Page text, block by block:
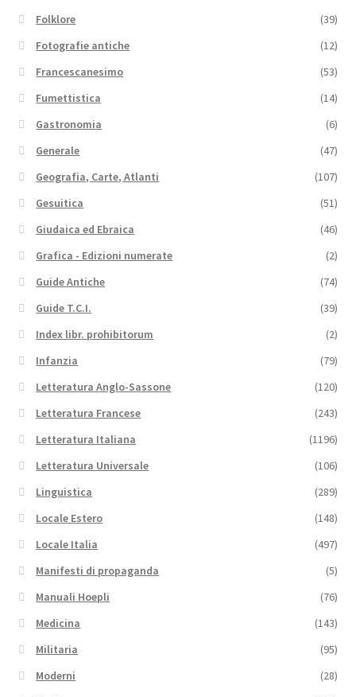
Folklore
(39)
Fotografie antiche
(12)
Francescanesimo
(53)
Fumettistica
(14)
Gastronomia
(6)
Generale
(47)
Geografia, Carte, Atlanti
(107)
Gesuitica
(51)
Giudaica ed Ebraica
(46)
Grafica - Edizioni numerate
(2)
Guide Antiche
(74)
Guide T.C.I.
(39)
Index libr. prohibitorum
(2)
Infanzia
(79)
Letteratura Anglo-Sassone
(120)
Letteratura Francese
(243)
Letteratura Italiana
(1196)
Letteratura Universale
(106)
Linguistica
(289)
Locale Estero
(148)
Locale Italia
(497)
Manifesti di propaganda
(5)
Manuali Hoepli
(76)
Medicina
(143)
Militaria
(95)
Moderni
(28)